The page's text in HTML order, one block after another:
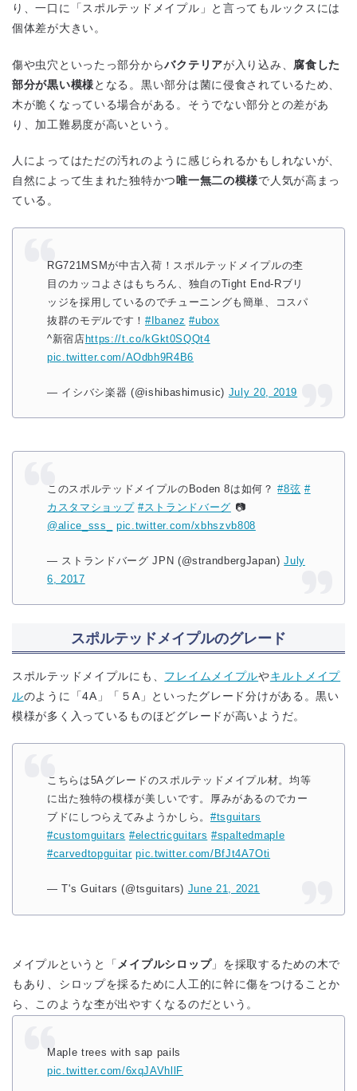
り、一口に「スポルテッドメイプル」と言ってもルックスには
個体差が大きい。
傷や虫穴といったっ部分からバクテリアが入り込み、 腐食した
部分が黒い模様となる。黒い部分は菌に侵食されているため、
木が脆くなっている場合がある。そうでない部分との差があ
り、加工難易度が高いという。
人によってはただの汚れのように感じられるかもしれないが、
自然によって生まれた独特かつ唯一無二の模様で人気が高まっ
ている。
RG721MSMが中古入荷！スポルテッドメイプルの杢
目のカッコよさはもちろん、独自のTight End-Rブリ
ッジを採用しているのでチューニングも簡単、コスパ
抜群のモデルです！#Ibanez #ubox
^新宿店https://t.co/kGkt0SQQt4
pic.twitter.com/AOdbh9R4B6
— イシバシ楽器 (@ishibashimusic) July 20, 2019
このスポルテッドメイプルのBoden 8は如何？#8弦 #
カスタマショップ #ストランドバーグ 📷
@alice_sss_
pic.twitter.com/xbhszvb808
— ストランドバーグ JPN (@strandbergJapan)July
6, 2017
スポルテッドメイプルのグレード
スポルテッドメイプルにも、 フレイムメイプルやキルトメイプ
ルのように「4A」「５A」といったグレード分けがある。黒い
模様が多く入っているものほどグレードが高いようだ。
こちらは5Aグレードのスポルテッドメイプル材。均等
に出た独特の模様が美しいです。厚みがあるのでカー
ブドにしつらえてみようかしら。 #tsguitars
#customguitars #electricguitars #spaltedmaple
#carvedtopguitar pic.twitter.com/BfJt4A7Oti
— T's Guitars (@tsguitars) June 21, 2021
メイプルというと「 メイプルシロップ」を採取するための木で
もあり、シロップを採るために人工的に幹に傷をつけることか
ら、このような杢が出やすくなるのだという。
Maple trees with sap pails
pic.twitter.com/6xqJAVhllF